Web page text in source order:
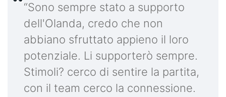
“Sono sempre stato a supporto
dell'Olanda, credo che non
abbiano sfruttato appieno il loro
potenziale. Li supporterò sempre.
Stimoli? cerco di sentire la partita,
con il team cerco la connessione.